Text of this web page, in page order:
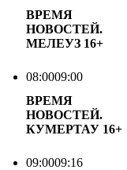
ВРЕМЯ
НОВОСТЕЙ.
МЕЛЕУЗ 16+
08:0009:00
ВРЕМЯ
НОВОСТЕЙ.
КУМЕРТАУ 16+
09:0009:16